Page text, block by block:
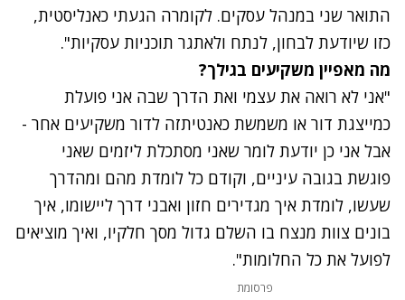
התואר שני במנהל עסקים. לקומרה הגעתי כאנליסטית,
כזו שיודעת לבחון, לנתח ולאתגר תוכניות עסקיות".
מה מאפיין משקיעים בגילך?
"אני לא רואה את עצמי ואת הדרך שבה אני פועלת
כמייצגת דור או משמשת כאנטיתזה לדור משקיעים אחר -
אבל אני כן יודעת לומר שאני מסתכלת ליזמים שאני
פוגשת בגובה עיניים, וקודם כל לומדת מהם ומהדרך
שעשו, לומדת איך מגדירים חזון ואבני דרך ליישומו, איך
בונים צוות מנצח בו השלם גדול מסך חלקיו, ואיך מוציאים
לפועל את כל החלומות".
פרסומת